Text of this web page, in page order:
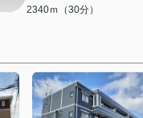
2340ｍ（30分）